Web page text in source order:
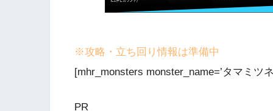
※攻略・立ち回り情報は準備中
[mhr_monsters monster_name=’タマミツ
PR